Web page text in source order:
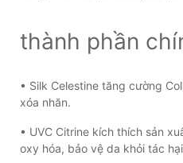
thành phần
• Silk Celestine tăng cường
xóa nhăn.
• UVC Citrine kích thích sản
oxy hóa, bảo vệ da khỏi tác